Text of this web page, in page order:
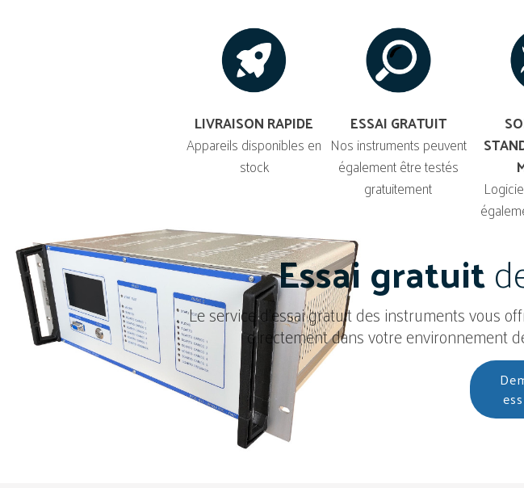
LIVRAISON RAPIDE
Appareils disponibles en
stock
ESSAI GRATUIT
Nos instruments peuvent
également être testés
gratuitement
Essai gratuit
Le service d'essai gratuit des instruments vous
directement dans votre environnement